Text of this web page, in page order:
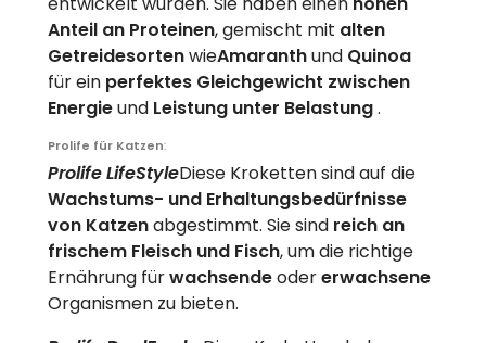
Anteil an Proteinen, gemischt mit alten
GetreidesortenwieAmaranthund Quinoa
für ein perfektes Gleichgewicht zwischen
Energieund Leistung unter Belastung.
Prolife für Katzen:
Prolife LifeStyleDiese Kroketten sind auf die
Wachstums- und Erhaltungsbedürfnisse
von Katzenabgestimmt. Sie sind reich an
frischem Fleisch und Fisch, um die richtige
Ernährung fürwachsendeodererwachsene
Organismen zu bieten.